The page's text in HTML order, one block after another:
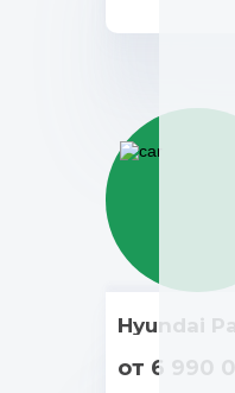
Hyundai
от 6 990